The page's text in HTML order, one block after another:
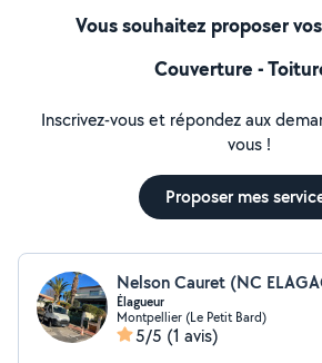
Vous souhaitez proposer
Couverture -
Inscrivez-vous et répondez aux
vous !
Proposer mes
Nelson Cauret (NC
Élagueur
Montpellier (Le Petit Bard)
5/5 (1 avis)